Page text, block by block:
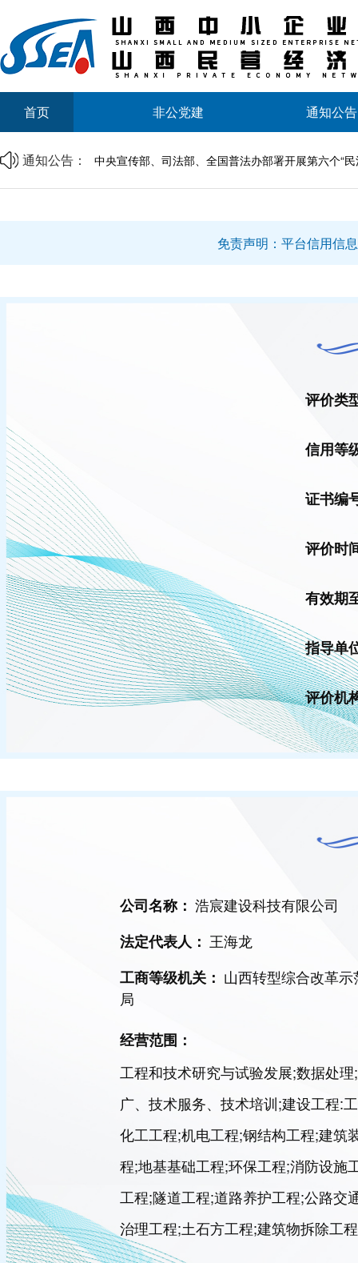
首页 非公党建 通知公告
通知公告：
山西省中小企业发展促进会2026年劳动节放假通知
中央宣传部、司法部、全国普法办部署开展第六个“
企帮商学院 · 企业家读书会第二期邀请函
免责声明：平台信用信
评价类
信用等
证书编
评价时
有效期
指导单
评价机
公司名称： 浩宸建设科技有限公司
法定代表人： 王海龙
工商等级机关： 山西转型综合改革
局
经营范围：
工程和技术研究与试验发展;数据处
广、技术服务、技术培训;建设工程:
化工工程;机电工程;钢结构工程;建筑
程;地基基础工程;环保工程;消防设施
工程;隧道工程;道路养护工程;公路交
治理工程;土石方工程;建筑物拆除工